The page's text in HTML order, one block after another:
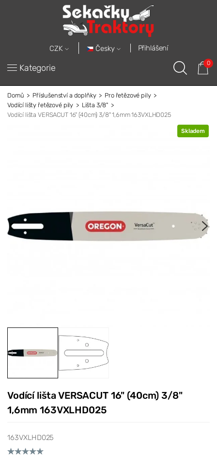
CZK Česky Přihlášení
Kategorie 0
Domů Příslušenství a doplňky
Pro řetězové pily
Vodící lišty řetězové pily
Lišta 3/8"
Vodící lišta VERSACUT 16" (40cm) 3/8" 1,6mm 163VXLHD025
Skladem
Vodící lišta VERSACUT 16" (40cm) 3/8"
1,6mm 163VXLHD025
163VXLHD025